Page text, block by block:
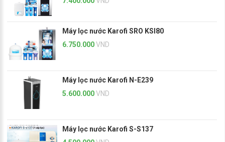
Máy lọc nước Karofi SRO KSI80
6.750.000VND
Máy lọc nước Karofi N-E239
5.600.000VND
Máy lọc nước Karofi S-S137